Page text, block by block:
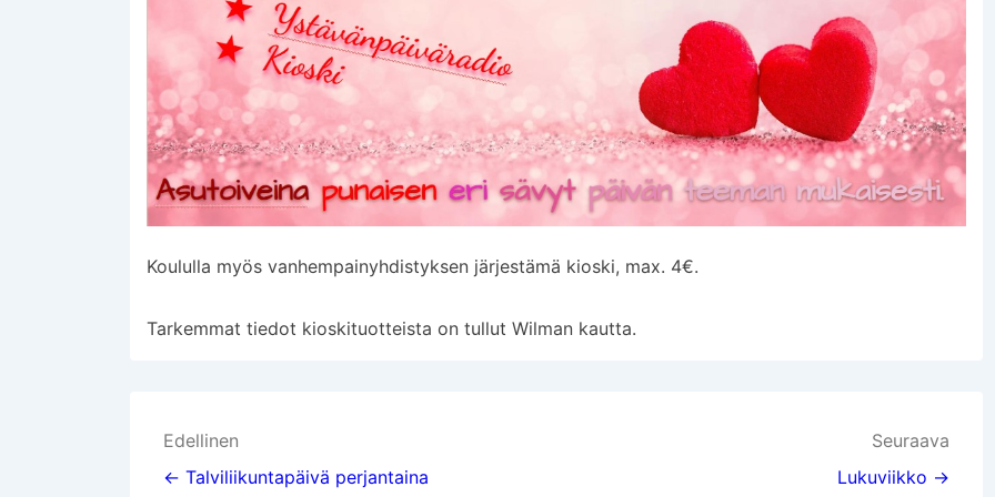
Koululla myös vanhempainyhdistyksen järjestämä kioski, max. 4€.
Tarkemmat tiedot kioskituotteista on tullut Wilman kautta.
Artikkelien
selaus
Edellinen
← Talviliikuntapäivä perjantaina
Seuraava
Lukuviikko →